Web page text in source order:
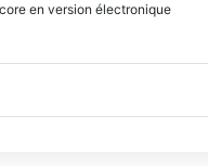
en version électronique